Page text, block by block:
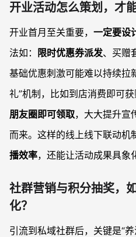
开业活动怎么策划，才
开业首月至关重要， 一定要设
法如：
限时优惠券派发、买赠
基础优惠刺激可能难以持续拉
礼”机制，比如到店消费即可获
朋友圈即可领取，大大提升宣
而来。这样的线上线下联动机
播效率，还能让活动成果具象
社群营销与积分抽奖，
化？
引流到私域社群后，关键是“